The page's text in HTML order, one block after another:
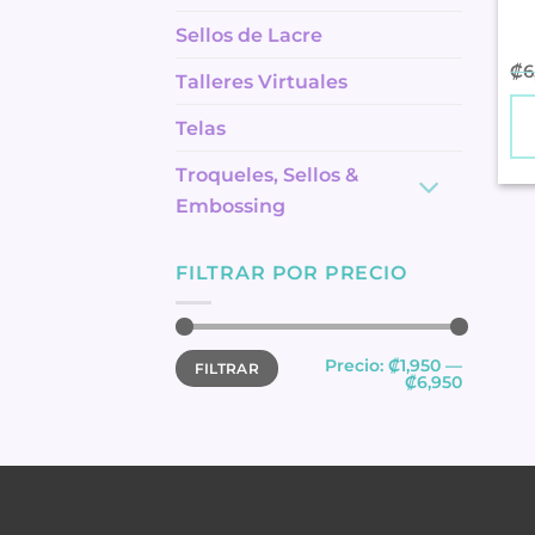
Sellos de Lacre
Talleres Virtuales
Telas
Troqueles, Sellos &
Embossing
FILTRAR POR PRECIO
Precio
mínimo
Precio
máximo
FILTRAR Precio: ₡1,950 —
₡6,950
₡